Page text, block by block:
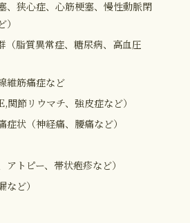
、狭心症、心筋梗塞、慢性動脈閉
（脂質異常症、糖尿病、高血圧
維筋痛症など
関節リウマチ、強皮症など）
症状（神経痛、腰痛など）
アトピー、帯状疱疹など）
など）